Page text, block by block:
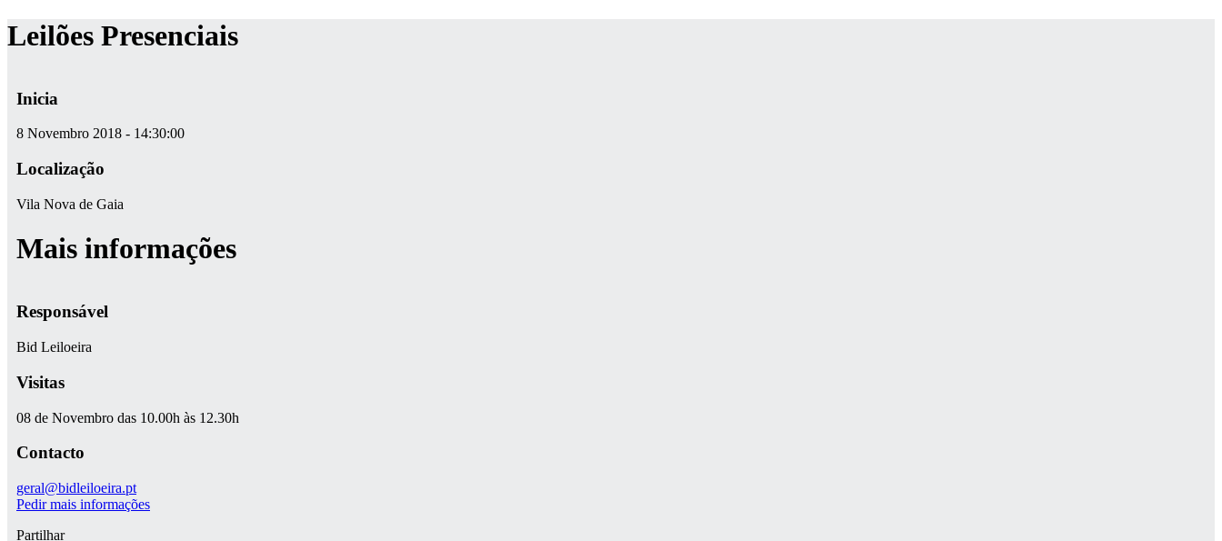
Leilões Presenciais
Inicia
8 Novembro 2018 - 14:30:00
Localização
Vila Nova de Gaia
Mais informações
Responsável
Bid Leiloeira
Visitas
08 de Novembro das 10.00h às 12.30h
Contacto
geral@bidleiloeira.pt
Pedir mais informações
Partilhar